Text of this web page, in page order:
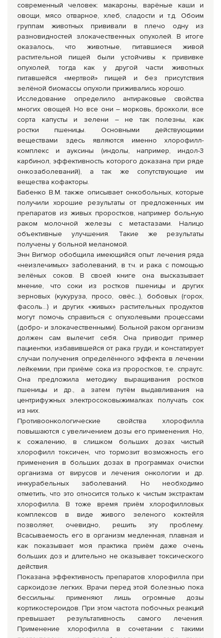
современный человек: макароны, варёные каши и
овощи, мясо отварное, хлеб, сладости и т.д. Обоим
группам животных прививали в плечо одну из
разновидностей злокачественных опухолей. В итоге
оказалось, что животные, питавшиеся живой
растительной пищей были устойчивы к прививке
опухолей, тогда как у другой части животных
питавшейся «мертвой» пищей и без присутствия
зелёной биомассы опухоли приживались хорошо.
Исследование определило антираковые свойства
многих овощей. Но все они – морковь, брокколи, все
сорта капусты и зелени – не так полезны, как
ростки пшеницы. Основными действующими
веществами здесь являются именно хлорофилл-
комплекс и ауксины (индолы, например, индол-3
карбинол, эффективность которого доказана при ряде
онкозаболеваний), а так же сопутствующие им
вещества кофакторы.
Бабенко В.М. также описывает онкобольных, которые
по­лучили хорошие результаты от предложенных им
препаратов из живых проростков, например больную
раком молочной железы с метастазами. Налицо
объективные улучше­ния. Такие же результаты
получены у больной меланомой.
Энн Вигмор обобщила имеющийся опыт лечения ряда
«неизлечимых» заболеваний, в т.ч. и рака с помощью
зелёных соков. В своей книге она высказывает
мнение, что соки из ростков пшеницы и других
зерновых (кукуруза, просо, овёс…), бобовых (горох,
фасоль…) и других «живых» растительных продуктов
могут помочь справиться с опухолевыми процессами
(добро- и злокачественными). Больной раком организм
должен сам вылечит себя. Она приводит пример
пациентки, избавившейся от рака груди, и констатирует
случаи получения определённого эффекта в лечении
лейкемии, при приёме сока из проростков, т.е. спраутс.
Она предложила методику выращивания ростков
пшеницы и др., а затем путём выдавливания на
центрифужных электросоковы­жималках получать сок
из них.
Противоонкологические свойства хлорофилла
повышаются с увели­чением дозы его применения. Но,
к сожалению, в слишком боль­ших дозах чистый
хлорофилл токсичен, что тормозит возможность его
применения в больших дозах в программах очистки
организма от виру­сов и лечения онкологии и др.
инкурабельных заболеваний. Но необходимо
отметить, что это относится только к чистым экстрактам
хлорофилла. В тоже время приём хлорофилловых
комплексов в виде живого зеленого коктейля
позволяет, очевидно, решить эту проблему.
Всасываемость его в организм медленная, плавная и
как показывает моя практика приём даже очень
больших доз и длительно не оказывает токсического
действия.
Показана эффективность препаратов хлорофилла при
саркоидозе лег­ких. Врачи перед этой болезнью пока
бессильны: применяют лишь огромные дозы
кортикостероидов. При этом частота побочных реакций
превышает результативность самого лечения.
Применение хлорофилла в сочетании с такими